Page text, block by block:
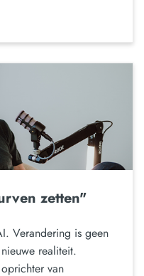
zetten"
Verandering is geen
realiteit.
van